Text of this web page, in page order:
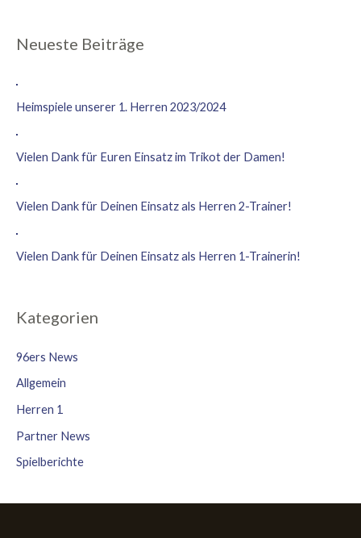
Neueste Beiträge
Heimspiele unserer 1. Herren 2023/2024
Vielen Dank für Euren Einsatz im Trikot der Damen!
Vielen Dank für Deinen Einsatz als Herren 2-Trainer!
Vielen Dank für Deinen Einsatz als Herren 1-Trainerin!
Kategorien
96ers News
Allgemein
Herren 1
Partner News
Spielberichte